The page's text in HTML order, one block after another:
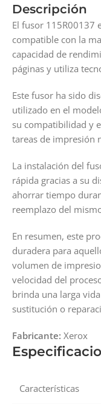
Descripción
El fusor 115R00137
compatible con la
capacidad de
páginas y utiliza
Este fusor ha sido
utilizado en el
su compatibilidad y
tareas de impresión
La instalación del
rápida gracias a su
ahorrar tiempo
reemplazo del
En resumen, este
duradera para
volumen de
velocidad del
brinda una larga
sustitución o
Fabricante: Xerox
Características